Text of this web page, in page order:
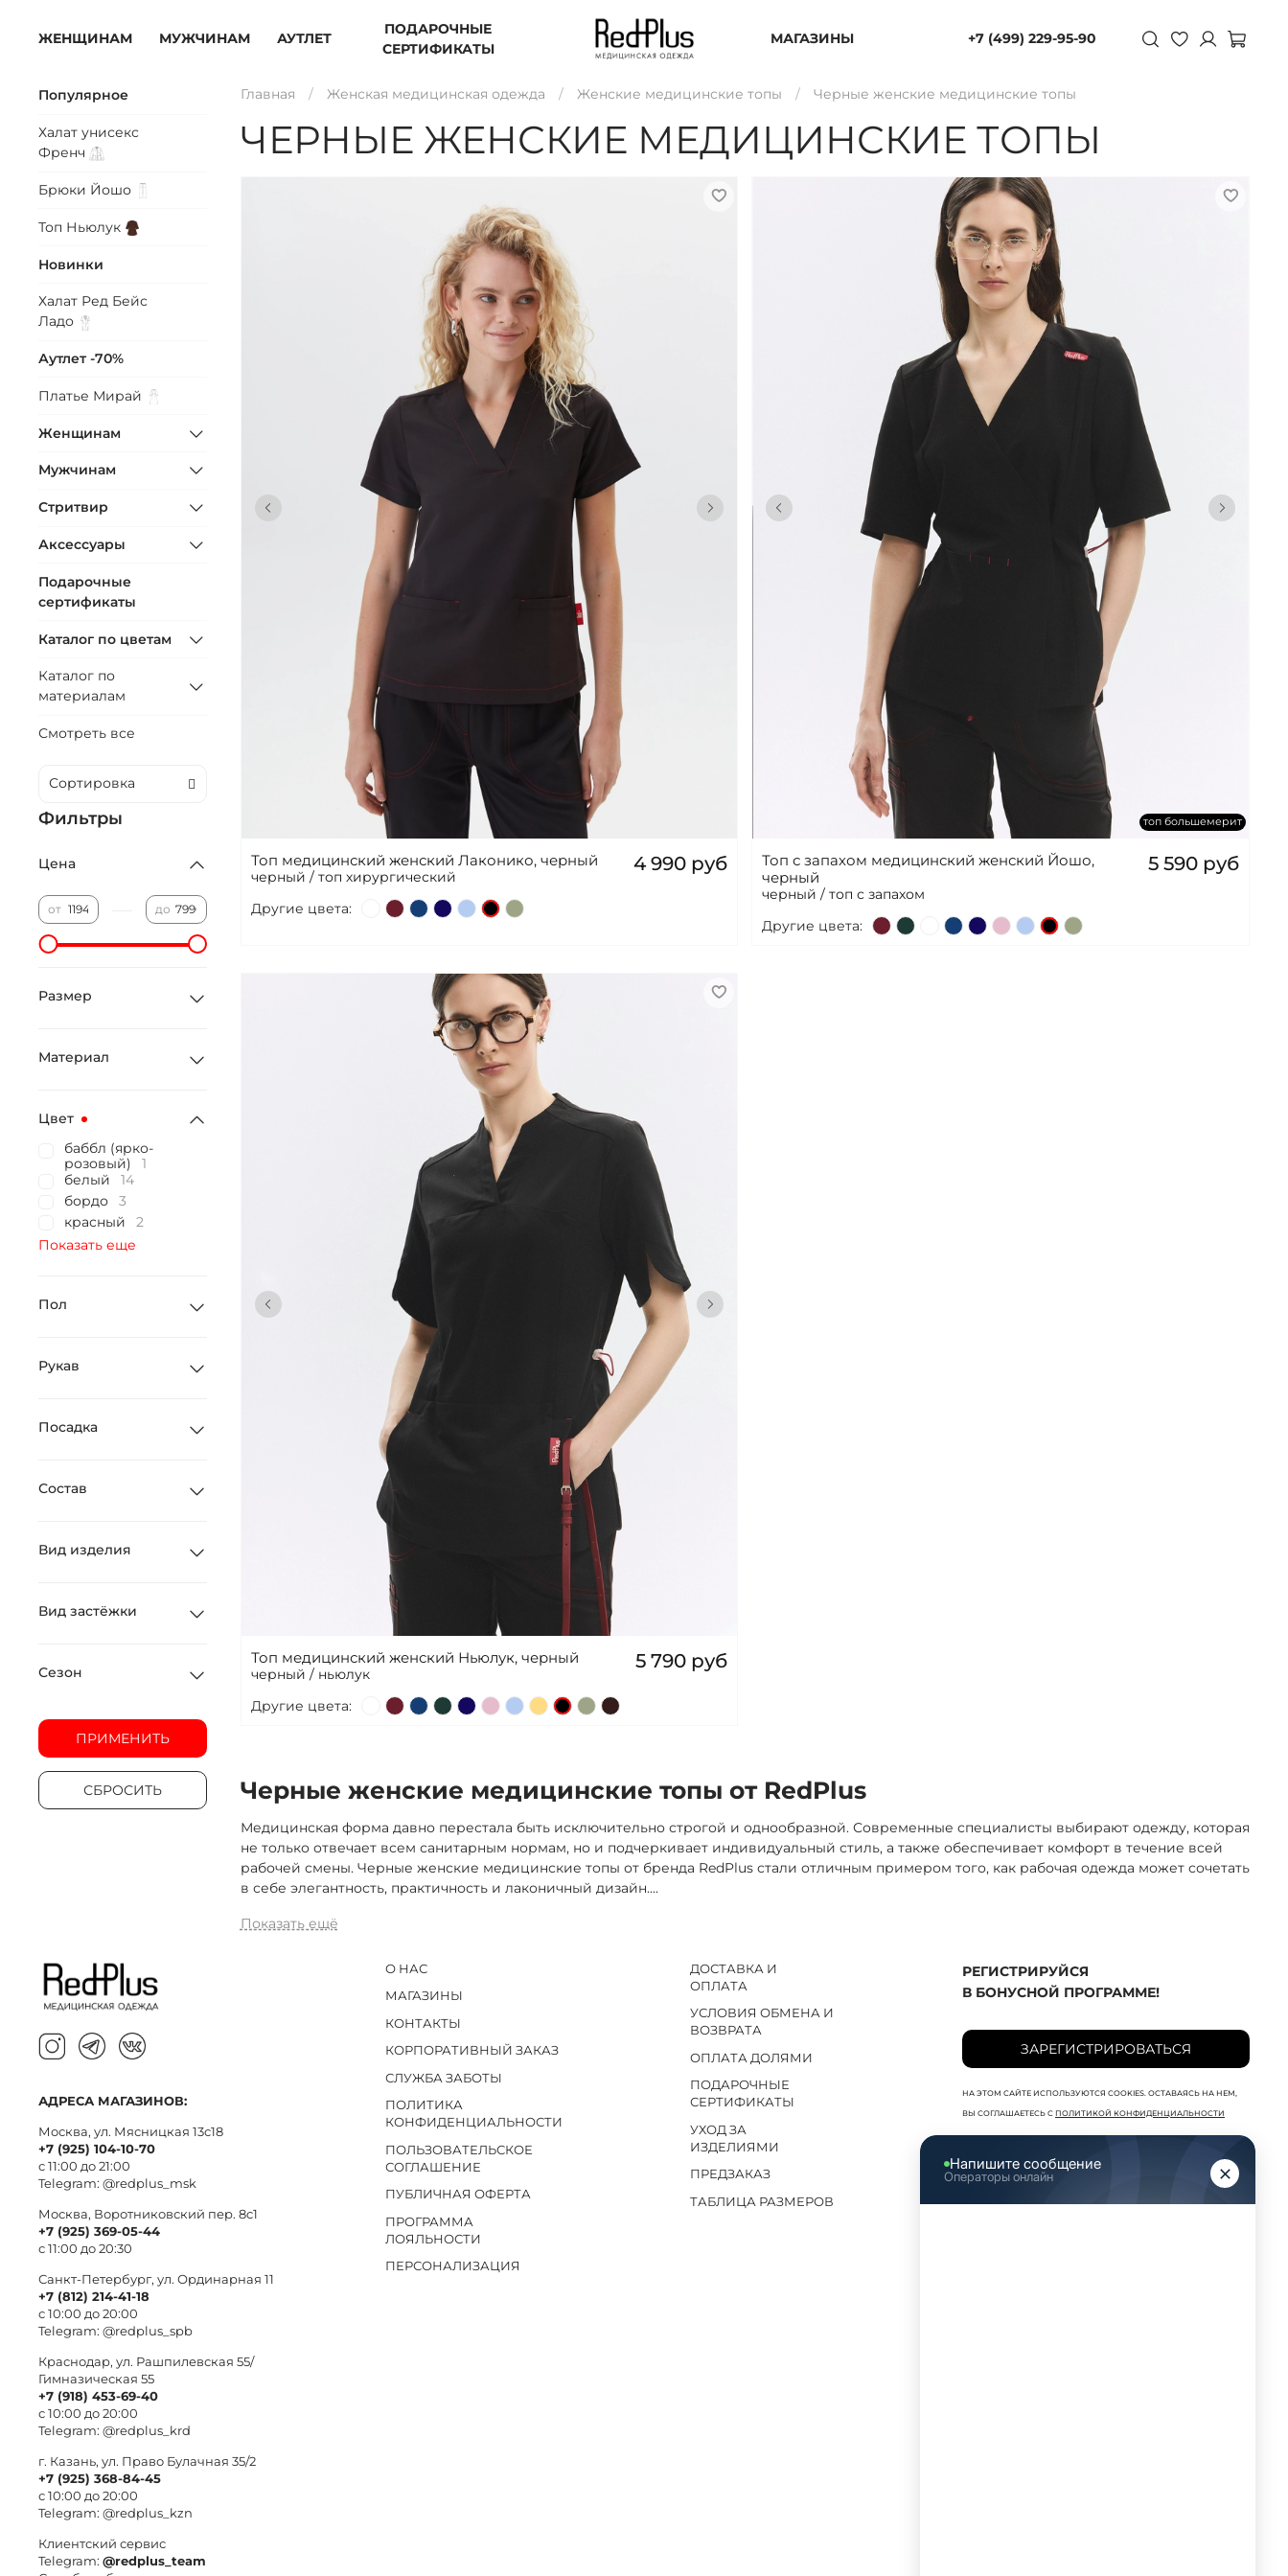
ЖЕНЩИНАМ МУЖЧИНАМ АУТЛЕТ
ПОДАРОЧНЫЕ
СЕРТИФИКАТЫ
МАГАЗИНЫ +7 (499) 229-95-90
Главная Женская медицинская одежда Женские медицинские топы Черные женские медицинские топы
ЧЕРНЫЕ ЖЕНСКИЕ МЕДИЦИНСКИЕ ТОПЫ
Топ медицинский женский Лаконико, черный
черный / топ хирургический
4 990 руб
Другие цвета:
топ большемерит
Топ с запахом медицинский женский Йошо,
черный
черный / топ с запахом
5 590 руб
Другие цвета:
Топ медицинский женский Ньюлук, черный
черный / ньюлук
5 790 руб
Другие цвета:
Черные женские медицинские топы от RedPlus
Медицинская форма давно перестала быть исключительно строгой и однообразной. Современные специалисты выбирают одежду, которая
не только отвечает всем санитарным нормам, но и подчеркивает индивидуальный стиль, а также обеспечивает комфорт в течение всей
рабочей смены. Черные женские медицинские топы от бренда RedPlus стали отличным примером того, как рабочая одежда может сочетать
в себе элегантность, практичность и лаконичный дизайн....
Показать ещё
Популярное
Халат унисекс
Френч
Брюки Йошо
Топ Ньюлук
Новинки
Халат Ред Бейс
Ладо
Аутлет -70%
Платье Мирай
Женщинам
Мужчинам
Стритвир
Аксессуары
Подарочные
сертификаты
Каталог по цветам
Каталог по
материалам
Смотреть все
Фильтры
Цена
от до
Размер
Материал
Цвет
баббл (ярко-
розовый)
1
белый
14
бордо
3
красный
2
Показать еще
Пол
Рукав
Посадка
Состав
Вид изделия
Вид застёжки
Сезон
ПРИМЕНИТЬ
СБРОСИТЬ
О НАС
МАГАЗИНЫ
КОНТАКТЫ
КОРПОРАТИВНЫЙ ЗАКАЗ
СЛУЖБА ЗАБОТЫ
ПОЛИТИКА
КОНФИДЕНЦИАЛЬНОСТИ
ПОЛЬЗОВАТЕЛЬСКОЕ
СОГЛАШЕНИЕ
ПУБЛИЧНАЯ ОФЕРТА
ПРОГРАММА
ЛОЯЛЬНОСТИ
ПЕРСОНАЛИЗАЦИЯ
ДОСТАВКА И
ОПЛАТА
УСЛОВИЯ ОБМЕНА И
ВОЗВРАТА
ОПЛАТА ДОЛЯМИ
ПОДАРОЧНЫЕ
СЕРТИФИКАТЫ
УХОД ЗА
ИЗДЕЛИЯМИ
ПРЕДЗАКАЗ
ТАБЛИЦА РАЗМЕРОВ
РЕГИСТРИРУЙСЯ
В БОНУСНОЙ ПРОГРАММЕ!
ЗАРЕГИСТРИРОВАТЬСЯ
НА ЭТОМ САЙТЕ ИСПОЛЬЗУЮТСЯ COOKIES. ОСТАВАЯСЬ НА НЕМ,
ВЫ СОГЛАШАЕТЕСЬ С ПОЛИТИКОЙ КОНФИДЕНЦИАЛЬНОСТИ
АДРЕСА МАГАЗИНОВ:
Москва, ул. Мясницкая 13с18
+7 (925) 104-10-70
с 11:00 до 21:00
Telegram: @redplus_msk
Москва, Воротниковский пер. 8c1
+7 (925) 369-05-44
с 11:00 до 20:30
Санкт-Петербург, ул. Ординарная 11
+7 (812) 214-41-18
с 10:00 до 20:00
Telegram: @redplus_spb
Краснодар, ул. Рашпилевская 55/
Гимназическая 55
+7 (918) 453-69-40
с 10:00 до 20:00
Telegram: @redplus_krd
г. Казань, ул. Право Булачная 35/2
+7 (925) 368-84-45
с 10:00 до 20:00
Telegram: @redplus_kzn
Клиентский сервис
Telegram: @redplus_team